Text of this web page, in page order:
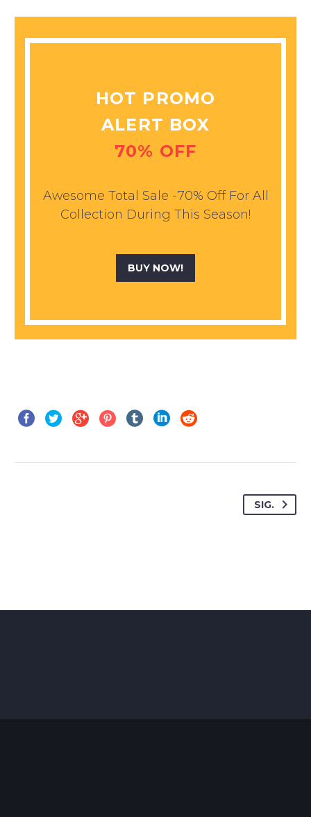
HOT PROMO
ALERT BOX
70% OFF
Awesome Total Sale -70% Off For All
Collection During This Season!
BUY NOW!
SIG.